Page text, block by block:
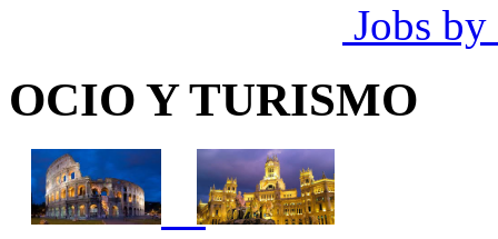
Jobs by
OCIO Y TURISMO